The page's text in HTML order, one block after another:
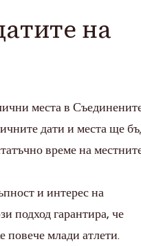
на
места в
дати и места ще
време на
и интерес на
подход гарантира, че
повече млади атлети.